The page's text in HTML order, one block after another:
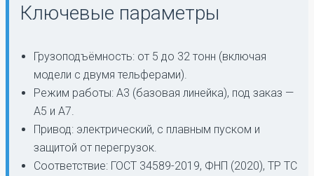
Ключевые параметры
Грузоподъёмность: от 5 до 32 тонн (включая
модели с двумя тельферами).
Режим работы: А3 (базовая линейка), под заказ —
А5 и А7.
Привод: электрический, с плавным пуском и
защитой от перегрузок.
Соответствие: ГОСТ 34589-2019, ФНП (2020), ТР ТС